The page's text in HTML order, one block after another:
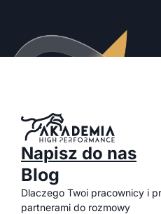
Napisz do nas
Blog
Dlaczego Twoi pracownicy i
partnerami do rozmowy